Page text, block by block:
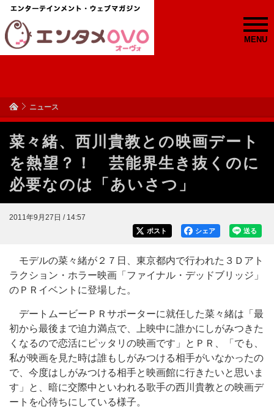
MENU
ニュース
菜々緒、西川貴教との映画デート
を熱望？！ 芸能界生き抜くのに
必要なのは「あいさつ」
2011年9月27日 / 14:57
送る
シェア
ポスト
モデルの菜々緒が２７日、東京都内で行われた３Ｄアト
ラクション・ホラー映画「ファイナル・デッドブリッジ」
のＰＲイベントに登場した。
デートムービーＰＲサポーターに就任した菜々緒は「最
初から最後まで迫力満点で、上映中に誰かにしがみつきた
くなるので恋活にピッタリの映画です」とＰＲ、「でも、
私が映画を見た時は誰もしがみつける相手がいなかったの
で、今度はしがみつける相手と映画館に行きたいと思いま
す」と、暗に交際中といわれる歌手の西川貴教との映画デ
ートを心待ちにしている様子。